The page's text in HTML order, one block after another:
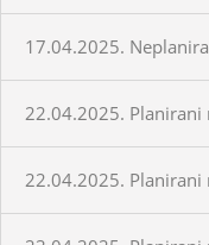
17.04.2025.
22.04.2025.
22.04.2025.